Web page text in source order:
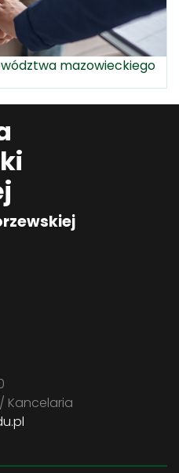
mazowieckiego
/ Kancelaria